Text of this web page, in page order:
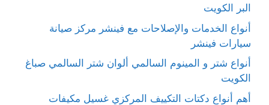
البر الكويت
أنواع الخدمات والإصلاحات مع فينشر مركز صيانة
سيارات فينشر
أنواع شتر و المينوم السالمي ألوان شتر السالمي صباغ
الكويت
أهم أنواع دكتات التكييف المركزي غسيل مكيفات